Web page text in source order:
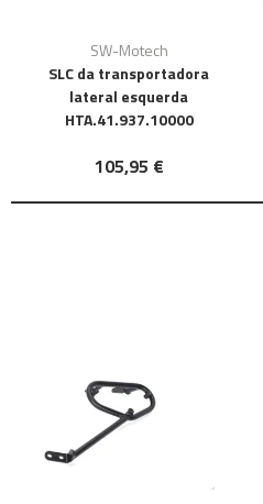
SW-Motech
SLC da transportadora
lateral esquerda
HTA.41.937.10000
105,95 €